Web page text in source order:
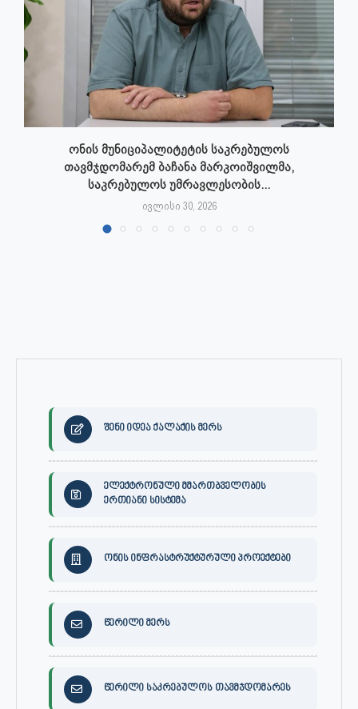
ონის მუნიციპალიტეტის საკრებულოს
თავმჯდომარემ ბაჩანა მარკოიშვილმა,
საკრებულოს უმრავლესობის...
ივლისი 30, 2026
შენი იდეა ქალაქის მერს
ელექტრონული მმართბველობის
ერთიანი სისტემა
ონის ინფრასტრუქტურული პროექტები
წერილი მერს
წერილი საკრებულოს თავმჯდომარეს